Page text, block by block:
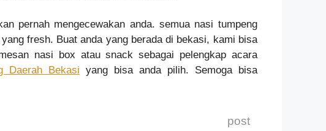
pernah mengecewakan anda. semua nasi tumpeng
fresh. Buat anda yang berada di bekasi, kami bisa
nasi box atau snack sebagai pelengkap acara
Daerah Bekasi yang bisa anda pilih. Semoga bisa
post